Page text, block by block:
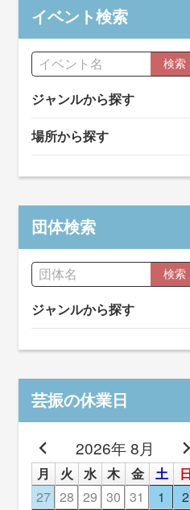
イベント検索
検索
ジャンルから探す
場所から探す
団体検索
検索
ジャンルから探す
芸振の休業日
2026年 8月
月 火 水 木 金 土
日
27 28 29 30 31 1
2